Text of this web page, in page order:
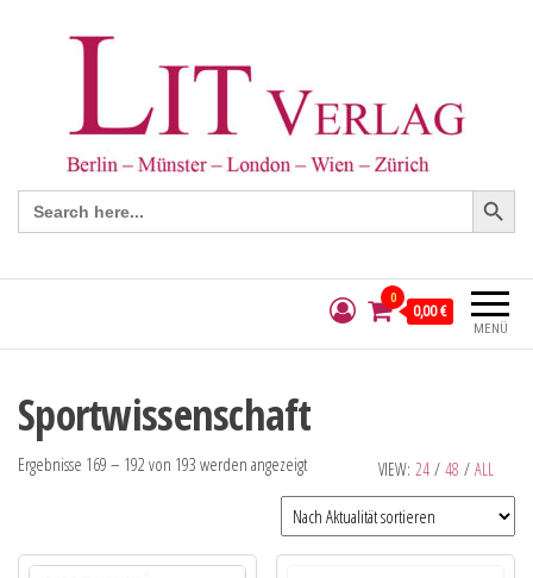
Search
for:
Search Button
MENÜ
0
0,00 €
Sportwissenschaft
VIEW: 24 / 48 / ALL
Ergebnisse 169 – 192 von 193 werden angezeigt